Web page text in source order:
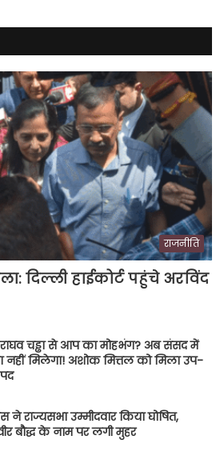
राजनीति
दिल्ली हाईकोर्ट पहुंचे अरविंद
चड्ढा से आप का मोहभंग? अब संसद में
नहीं मिलेगा! अशोक मित्तल को मिला उप-
ने राज्यसभा उम्मीदवार किया घोषित,
बौद्ध के नाम पर लगी मुहर